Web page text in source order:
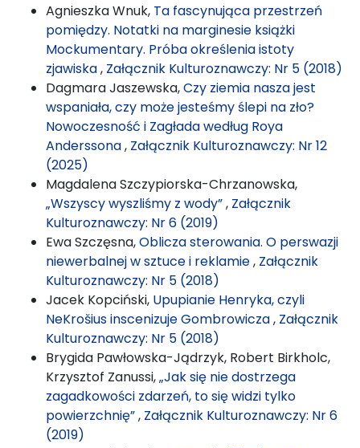
Agnieszka Wnuk, Ta fascynująca przestrzeń
pomiędzy. Notatki na marginesie książki
Mockumentary. Próba określenia istoty
zjawiska, Załącznik Kulturoznawczy: Nr 5 (2018)
Dagmara Jaszewska,Czy ziemia nasza jest
wspaniała, czy może jesteśmy ślepi na zło?
Nowoczesność i Zagłada według Roya
Anderssona, Załącznik Kulturoznawczy: Nr 12
(2025)
Magdalena Szczypiorska-Chrzanowska,
„Wszyscy wyszliśmy z wody”, Załącznik
Kulturoznawczy: Nr 6 (2019)
Ewa Szczęsna,Oblicza sterowania. O perswazji
niewerbalnej w sztuce i reklamie, Załącznik
Kulturoznawczy: Nr 5 (2018)
Jacek Kopciński, Upupianie Henryka, czyli
NeKrošius inscenizuje Gombrowicza, Załącznik
Kulturoznawczy: Nr 5 (2018)
Brygida Pawłowska-Jądrzyk, Robert Birkholc,
Krzysztof Zanussi,„Jak się nie dostrzega
zagadkowości zdarzeń, to się widzi tylko
powierzchnię”, Załącznik Kulturoznawczy: Nr 6
(2019)